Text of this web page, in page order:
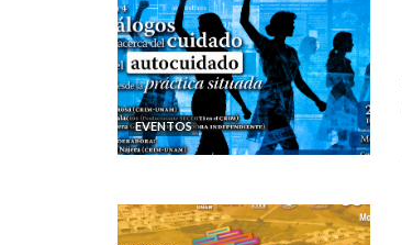
EVENTOS